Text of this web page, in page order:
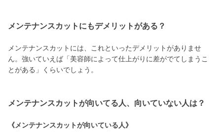
メンテナンスカットにもデメリットがある？
メンテナンスカットには、これといったデメリットがありませ
ん。強いていえば「美容師によって仕上がりに差がでてしまうこ
とがある」くらいでしょう。
メンテナンスカットが向いてる人、向いていない人は？
《メンテナンスカットが向いている人》